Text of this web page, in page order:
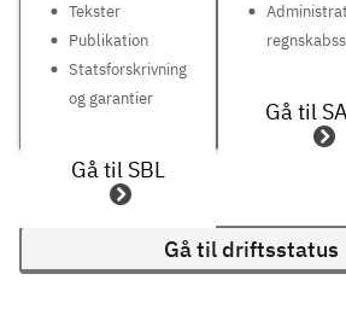
Tekster
Publikation
Statsforskrivning
og garantier
Gå til SBL
Gå til
Gå til driftsstatus